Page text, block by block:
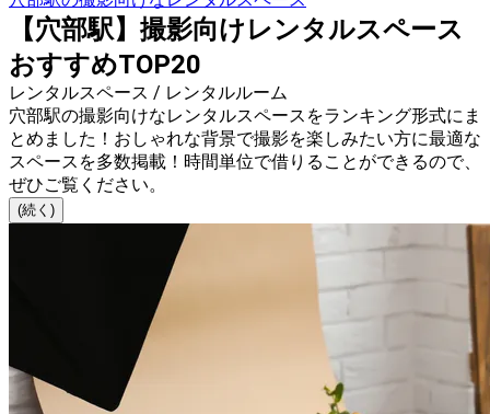
【穴部駅】撮影向けレンタルスペース
おすすめTOP20
レンタルスペース / レンタルルーム
穴部駅の撮影向けなレンタルスペースをランキング形式にま
とめました！おしゃれな背景で撮影を楽しみたい方に最適な
スペースを多数掲載！時間単位で借りることができるので、
ぜひご覧ください。
(続く)